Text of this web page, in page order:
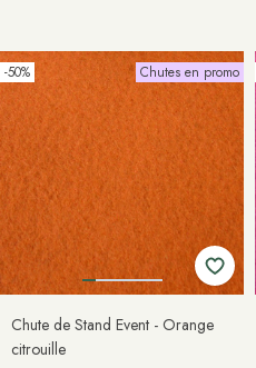
-50% Chutes en promo
Chute de Stand Event - Orange
citrouille